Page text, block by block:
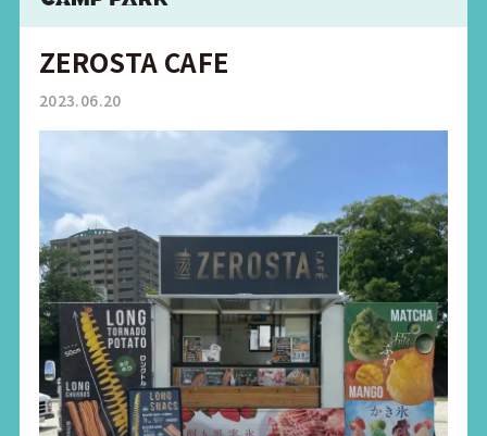
ZEROSTA CAFE
2023.06.20